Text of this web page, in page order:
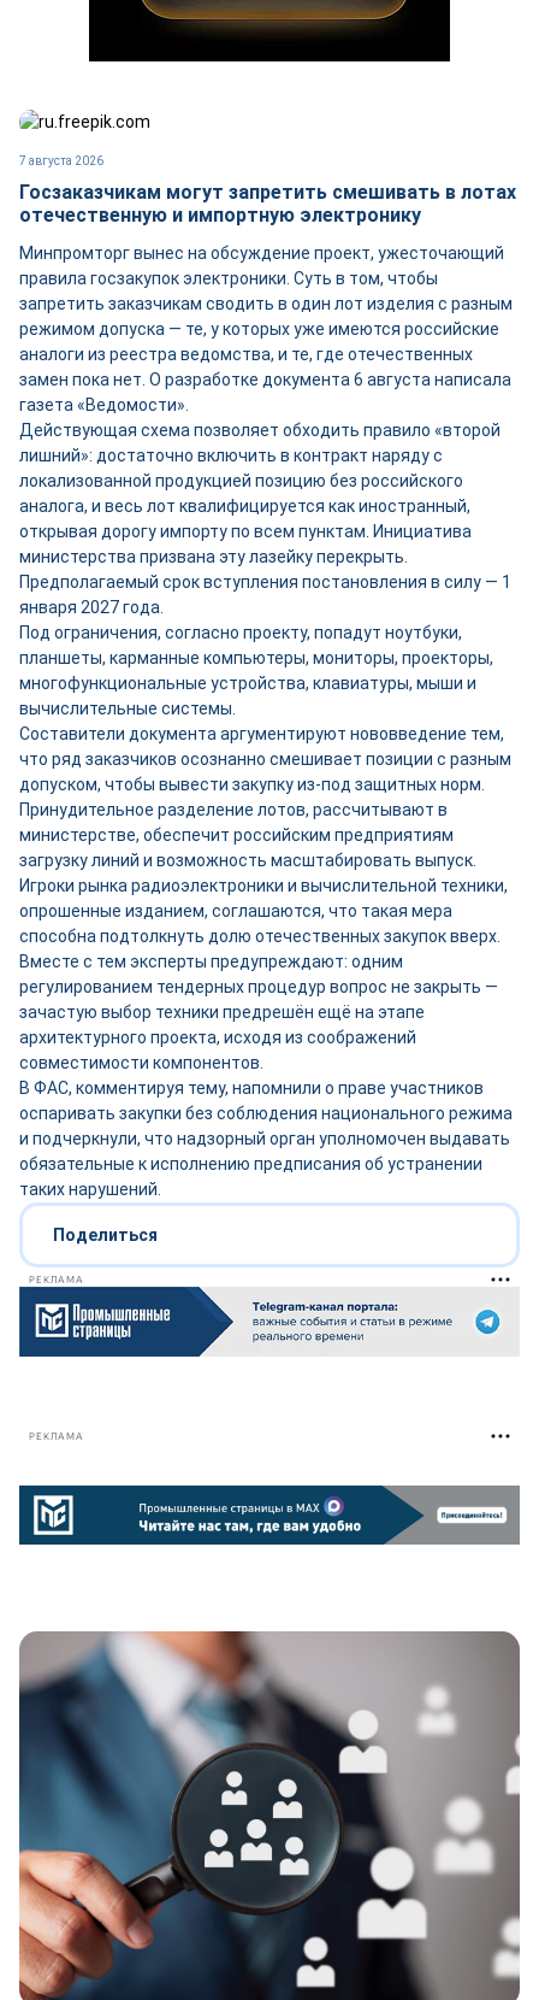
7 августа 2026
Госзаказчикам могут запретить смешивать в лотах
отечественную и импортную электронику
Минпромторг вынес на обсуждение проект, ужесточающий
правила госзакупок электроники. Суть в том, чтобы
запретить заказчикам сводить в один лот изделия с разным
режимом допуска — те, у которых уже имеются российские
аналоги из реестра ведомства, и те, где отечественных
замен пока нет. О разработке документа 6 августа написала
газета «Ведомости».
Действующая схема позволяет обходить правило «второй
лишний»: достаточно включить в контракт наряду с
локализованной продукцией позицию без российского
аналога, и весь лот квалифицируется как иностранный,
открывая дорогу импорту по всем пунктам. Инициатива
министерства призвана эту лазейку перекрыть.
Предполагаемый срок вступления постановления в силу — 1
января 2027 года.
Под ограничения, согласно проекту, попадут ноутбуки,
планшеты, карманные компьютеры, мониторы, проекторы,
многофункциональные устройства, клавиатуры, мыши и
вычислительные системы.
Составители документа аргументируют нововведение тем,
что ряд заказчиков осознанно смешивает позиции с разным
допуском, чтобы вывести закупку из-под защитных норм.
Принудительное разделение лотов, рассчитывают в
министерстве, обеспечит российским предприятиям
загрузку линий и возможность масштабировать выпуск.
Игроки рынка радиоэлектроники и вычислительной техники,
опрошенные изданием, соглашаются, что такая мера
способна подтолкнуть долю отечественных закупок вверх.
Вместе с тем эксперты предупреждают: одним
регулированием тендерных процедур вопрос не закрыть —
зачастую выбор техники предрешён ещё на этапе
архитектурного проекта, исходя из соображений
совместимости компонентов.
В ФАС, комментируя тему, напомнили о праве участников
оспаривать закупки без соблюдения национального режима
и подчеркнули, что надзорный орган уполномочен выдавать
обязательные к исполнению предписания об устранении
таких нарушений.
Поделиться
РЕКЛАМА
РЕКЛАМА